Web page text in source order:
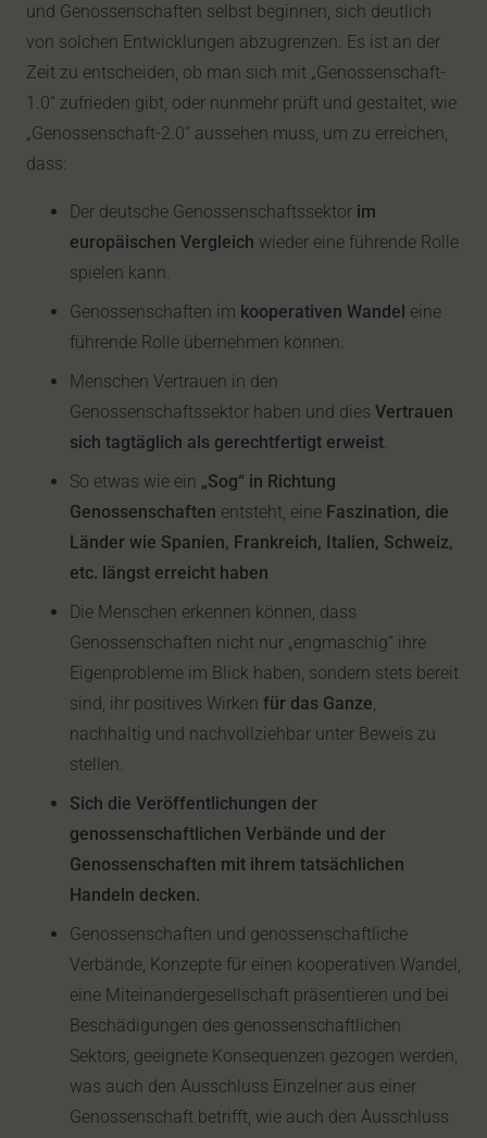
und Genossenschaften selbst beginnen, sich deutlich
von solchen Entwicklungen abzugrenzen. Es ist an der
Zeit zu entscheiden, ob man sich mit „Genossenschaft-
1.0“ zufrieden gibt, oder nunmehr prüft und gestaltet, wie
„Genossenschaft-2.0“ aussehen muss, um zu erreichen,
dass:
Der deutsche Genossenschaftssektor im
europäischen Vergleich wieder eine führende Rolle
spielen kann.
Genossenschaften im kooperativen Wandel eine
führende Rolle übernehmen können.
Menschen Vertrauen in den
Genossenschaftssektor haben und dies Vertrauen
sich tagtäglich als gerechtfertigt erweist.
So etwas wie ein „Sog“ in Richtung
Genossenschaften entsteht, eine Faszination, die
Länder wie Spanien, Frankreich, Italien, Schweiz,
etc. längst erreicht haben
Die Menschen erkennen können, dass
Genossenschaften nicht nur „engmaschig“ ihre
Eigenprobleme im Blick haben, sondern stets bereit
sind, ihr positives Wirken für das Ganze,
nachhaltig und nachvollziehbar unter Beweis zu
stellen.
Sich die Veröffentlichungen der
genossenschaftlichen Verbände und der
Genossenschaften mit ihrem tatsächlichen
Handeln decken.
Genossenschaften und genossenschaftliche
Verbände, Konzepte für einen kooperativen Wandel,
eine Miteinandergesellschaft präsentieren und bei
Beschädigungen des genossenschaftlichen
Sektors, geeignete Konsequenzen gezogen werden,
was auch den Ausschluss Einzelner aus einer
Genossenschaft betrifft, wie auch den Ausschluss